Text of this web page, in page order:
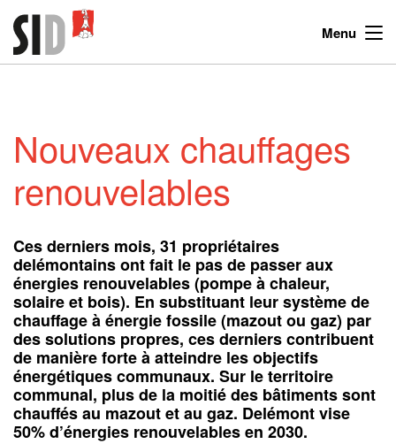
Menu
Nouveaux chauffages
renouvelables
Ces derniers mois, 31 propriétaires
delémontains ont fait le pas de passer aux
énergies renouvelables (pompe à chaleur,
solaire et bois). En substituant leur système de
chauffage à énergie fossile (mazout ou gaz) par
des solutions propres, ces derniers contribuent
de manière forte à atteindre les objectifs
énergétiques communaux. Sur le territoire
communal, plus de la moitié des bâtiments sont
chauffés au mazout et au gaz. Delémont vise
50% d’énergies renouvelables en 2030.